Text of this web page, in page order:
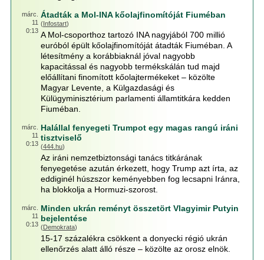
márc.
11
0:13
Átadták a Mol-INA kőolajfinomítóját Fiuméban
(Infostart)
A Mol-csoporthoz tartozó INA nagyjából 700 millió
euróból épült kőolajfinomítóját átadták Fiuméban. A
létesítmény a korábbiaknál jóval nagyobb
kapacitással és nagyobb termékskálán tud majd
előállítani finomított kőolajtermékeket – közölte
Magyar Levente, a Külgazdasági és
Külügyminisztérium parlamenti államtitkára kedden
Fiuméban.
márc.
11
0:13
Halállal fenyegeti Trumpot egy magas rangú iráni
tisztviselő
(444.hu)
Az iráni nemzetbiztonsági tanács titkárának
fenyegetése azután érkezett, hogy Trump azt írta, az
eddiginél húszszor keményebben fog lecsapni Iránra,
ha blokkolja a Hormuzi-szorost.
márc.
11
0:13
Minden ukrán reményt összetört Vlagyimir Putyin
bejelentése
(Demokrata)
15-17 százalékra csökkent a donyecki régió ukrán
ellenőrzés alatt álló része – közölte az orosz elnök.